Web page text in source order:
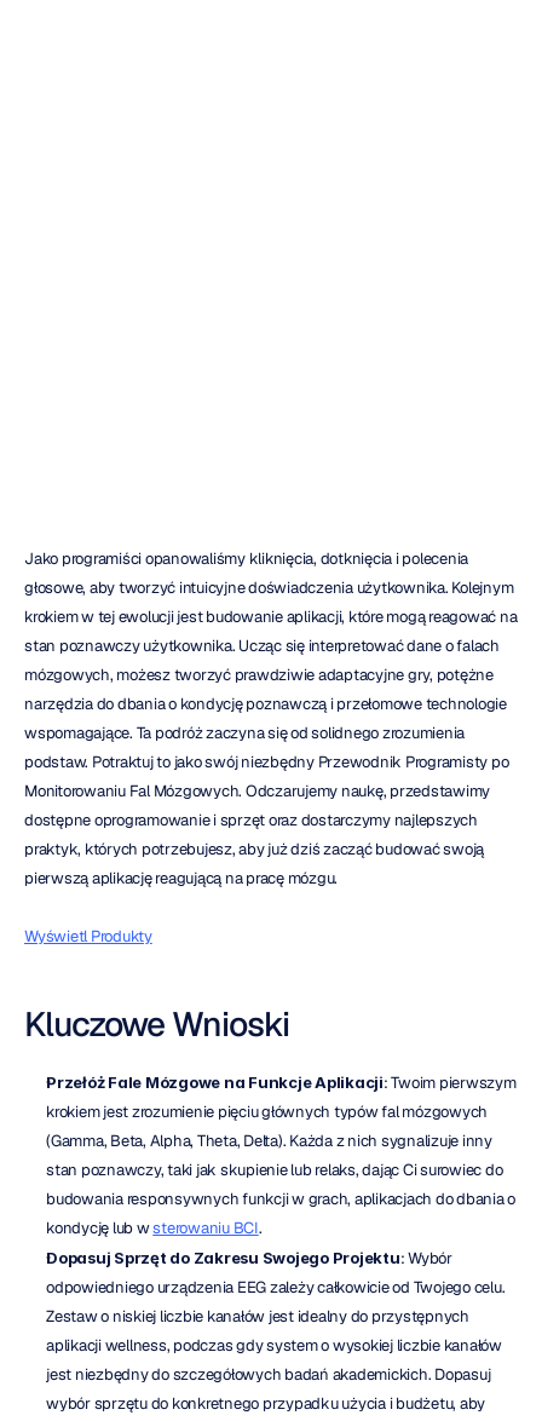
Jako programiści opanowaliśmy kliknięcia, dotknięcia i polecenia
głosowe, aby tworzyć intuicyjne doświadczenia użytkownika. Kolejnym
krokiem w tej ewolucji jest budowanie aplikacji, które mogą reagować na
stan poznawczy użytkownika. Ucząc się interpretować dane o falach
mózgowych, możesz tworzyć prawdziwie adaptacyjne gry, potężne
narzędzia do dbania o kondycję poznawczą i przełomowe technologie
wspomagające. Ta podróż zaczyna się od solidnego zrozumienia
podstaw. Potraktuj to jako swój niezbędny Przewodnik Programisty po
Monitorowaniu Fal Mózgowych. Odczarujemy naukę, przedstawimy
dostępne oprogramowanie i sprzęt oraz dostarczymy najlepszych
praktyk, których potrzebujesz, aby już dziś zacząć budować swoją
pierwszą aplikację reagującą na pracę mózgu.
Wyświetl Produkty
Kluczowe Wnioski
Przełóż Fale Mózgowe na Funkcje Aplikacji: Twoim pierwszym
krokiem jest zrozumienie pięciu głównych typów fal mózgowych
(Gamma, Beta, Alpha, Theta, Delta). Każda z nich sygnalizuje inny
stan poznawczy, taki jak skupienie lub relaks, dając Ci surowiec do
budowania responsywnych funkcji w grach, aplikacjach do dbania o
kondycję lub w sterowaniu BCI.
Dopasuj Sprzęt do Zakresu Swojego Projektu: Wybór
odpowiedniego urządzenia EEG zależy całkowicie od Twojego celu.
Zestaw o niskiej liczbie kanałów jest idealny do przystępnych
aplikacji wellness, podczas gdy system o wysokiej liczbie kanałów
jest niezbędny do szczegółowych badań akademickich. Dopasuj
wybór sprzętu do konkretnego przypadku użycia i budżetu, aby